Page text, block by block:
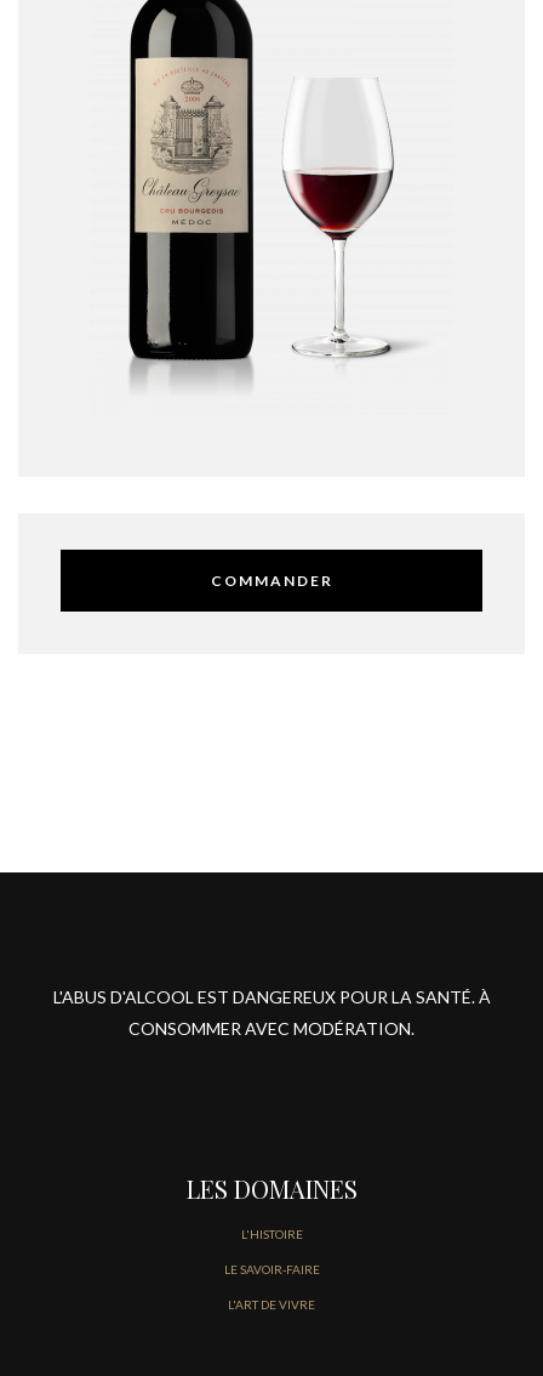
COMMANDER
L'ABUS D'ALCOOL EST DANGEREUX POUR LA SANTÉ. À
CONSOMMER AVEC MODÉRATION.
LES DOMAINES
L'HISTOIRE
LE SAVOIR-FAIRE
L'ART DE VIVRE